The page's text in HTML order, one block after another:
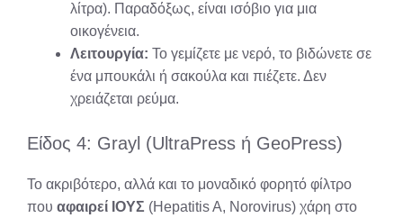
λίτρα). Παραδόξως, είναι ισόβιο για μια
οικογένεια.
Λειτουργία: Το γεμίζετε με νερό, το βιδώνετε σε
ένα μπουκάλι ή σακούλα και πιέζετε. Δεν
χρειάζεται ρεύμα.
Είδος 4: Grayl (UltraPress ή GeoPress)
Το ακριβότερο, αλλά και το μοναδικό φορητό φίλτρο
που αφαιρεί ΙΟΥΣ (Hepatitis A, Norovirus) χάρη στο